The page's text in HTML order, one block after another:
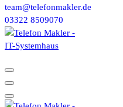
team@telefonmakler.de
03322 8509070